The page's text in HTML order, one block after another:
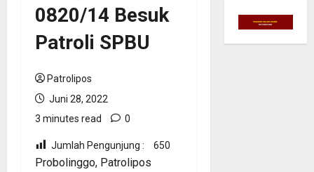
0820/14 Besuk
Patroli SPBU
Patrolipos
Juni 28, 2022
3 minutes read
0
Jumlah Pengunjung : 650
Probolinggo, Patrolipos